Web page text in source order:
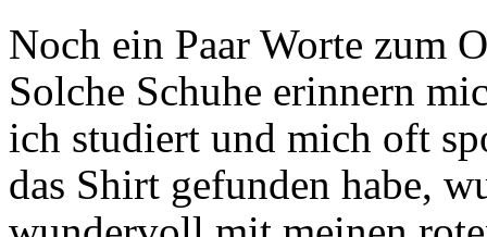
Noch ein Paar Worte zum
Solche Schuhe erinnern
ich studiert und mich oft
das Shirt gefunden habe,